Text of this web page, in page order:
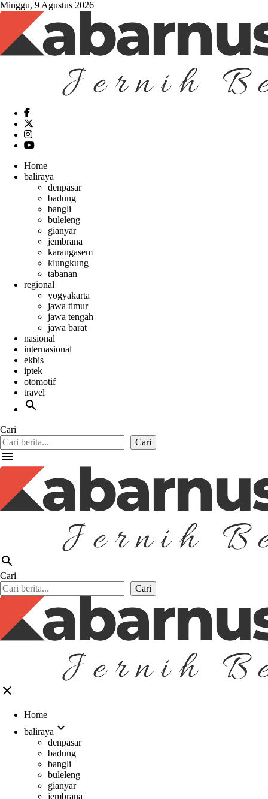
Minggu, 9 Agustus 2026
Home
baliraya
denpasar
badung
bangli
buleleng
gianyar
jembrana
karangasem
klungkung
tabanan
regional
yogyakarta
jawa timur
jawa tengah
jawa barat
nasional
internasional
ekbis
iptek
otomotif
travel
search
Cari
Cari
menu
search
Cari
Cari
close
Home
baliraya expand_more
denpasar
badung
bangli
buleleng
gianyar
jembrana